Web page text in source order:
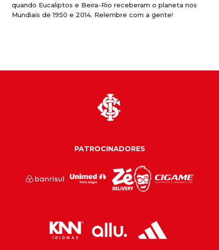
quando Eucaliptos e Beira-Rio receberam o planeta nos
Mundiais de 1950 e 2014. Relembre com a gente!
PATROCINADORES